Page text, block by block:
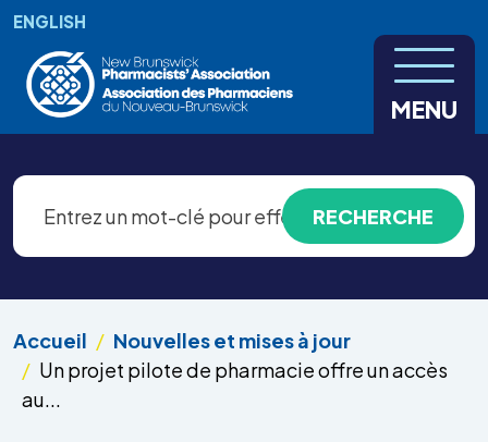
Aller au contenu principal
ENGLISH
MENU
Accueil
Nouvelles et mises à jour
Un projet pilote de pharmacie offre un accès
au...